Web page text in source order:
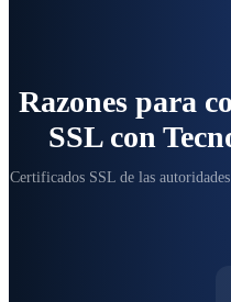
Razones para
SSL con
Certificados SSL de las